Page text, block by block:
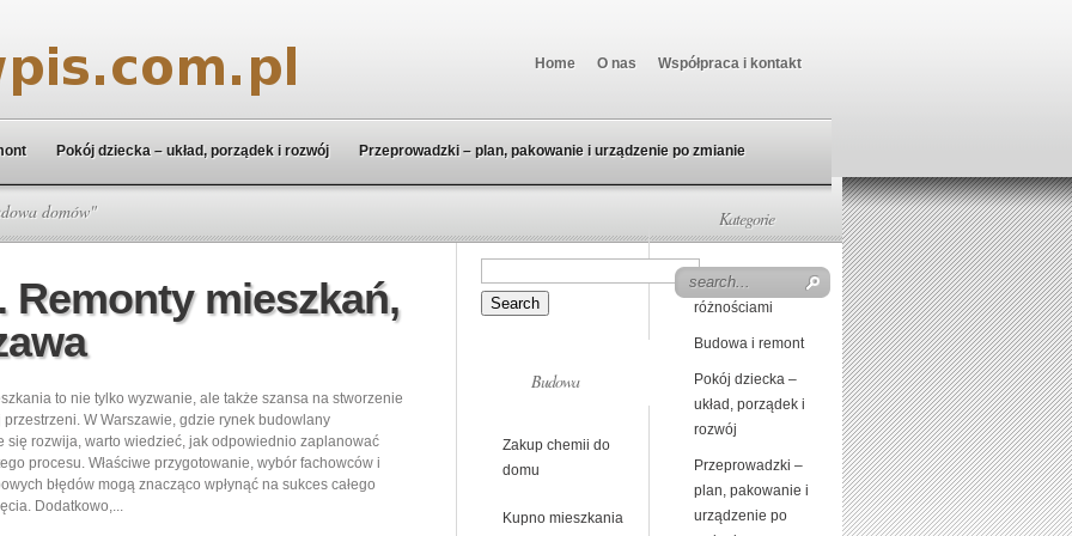
Home O nas Współpraca i kontakt
Pokój dziecka – układ, porządek i rozwój Przeprowadzki – plan, pakowanie i urządzenie po zmianie
domów"
Remonty mieszkań,
to nie tylko wyzwanie, ale także szansa na stworzenie
przestrzeni. W Warszawie, gdzie rynek budowlany
się rozwija, warto wiedzieć, jak odpowiednio zaplanować
procesu. Właściwe przygotowanie, wybór fachowców i
błędów mogą znacząco wpłynąć na sukces całego
Dodatkowo,...
Budowa
Zakup chemii do
domu
Kupno mieszkania
Kategorie
Beczka z
różnościami
Budowa i remont
Pokój dziecka –
układ, porządek i
rozwój
Przeprowadzki –
plan, pakowanie i
urządzenie po